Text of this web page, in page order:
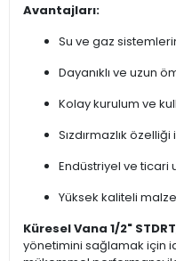
Avantajları:
Su ve gaz
Dayanıklı ve uzun
Kolay kurulum ve
Sızdırmazlık
Endüstriyel ve ticari
Yüksek kaliteli
Küresel Vana 1/2" STDRT
yönetimini sağlamak için